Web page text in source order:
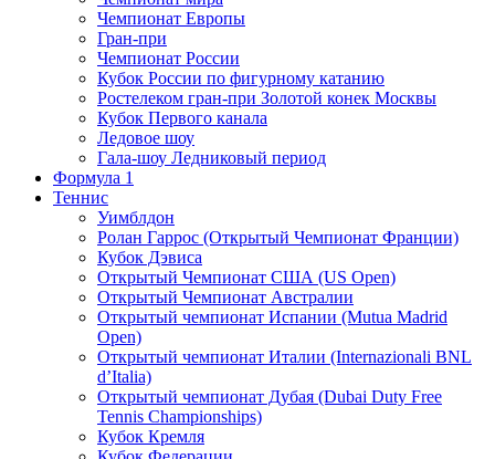
Чемпионат Европы
Гран-при
Чемпионат России
Кубок России по фигурному катанию
Ростелеком гран-при Золотой конек Москвы
Кубок Первого канала
Ледовое шоу
Гала-шоу Ледниковый период
Формула 1
Теннис
Уимблдон
Ролан Гаррос (Открытый Чемпионат Франции)
Кубок Дэвиса
Открытый Чемпионат США (US Open)
Открытый Чемпионат Австралии
Открытый чемпионат Испании (Mutua Madrid
Open)
Открытый чемпионат Италии (Internazionali BNL
d’Italia)
Открытый чемпионат Дубая (Dubai Duty Free
Tennis Championships)
Кубок Кремля